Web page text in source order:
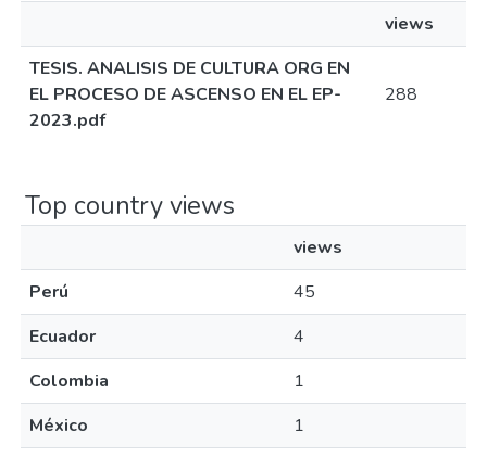
views
TESIS. ANALISIS DE CULTURA ORG EN
EL PROCESO DE ASCENSO EN EL EP-
2023.pdf
288
Top country views
views
Perú
45
Ecuador
4
Colombia
1
México
1